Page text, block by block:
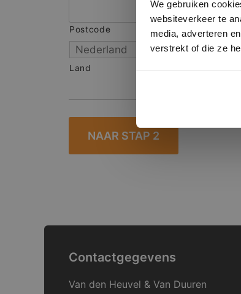
We gebruiken
websiteverkeer te
media, adverteren
verstrekt of die ze
Postcode
Land
Contactgegevens
Van den Heuvel & Van Duuren